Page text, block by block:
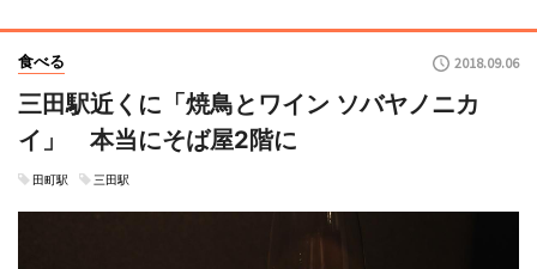
食べる 2018.09.06
三田駅近くに「焼鳥とワイン ソバヤノニカ
イ」 本当にそば屋2階に
田町駅 三田駅